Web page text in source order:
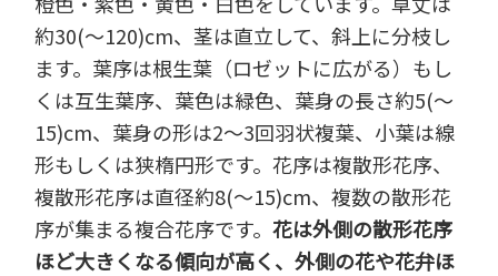
約30(～120)cm、茎は直立して、斜上に分枝し
ます。葉序は根生葉（ロゼットに広がる）もし
くは互生葉序、葉色は緑色、葉身の長さ約5(～
15)cm、葉身の形は2～3回羽状複葉、小葉は線
形もしくは狭楕円形です。花序は複散形花序、
複散形花序は直径約8(～15)cm、複数の散形花
序が集まる複合花序です。花は外側の散形花序
ほど大きくなる傾向が高く、外側の花や花弁ほ